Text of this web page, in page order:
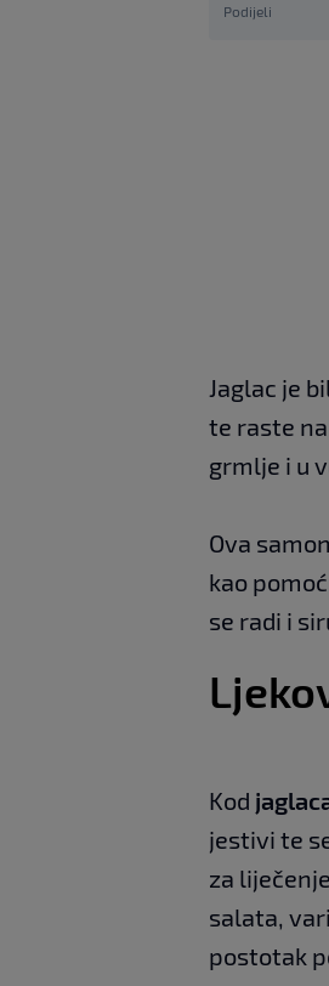
Podijeli
Jaglac je
te raste
grmlje i u
Ova
kao
se radi i
Kod
jestivi te
za
salata,
postotak